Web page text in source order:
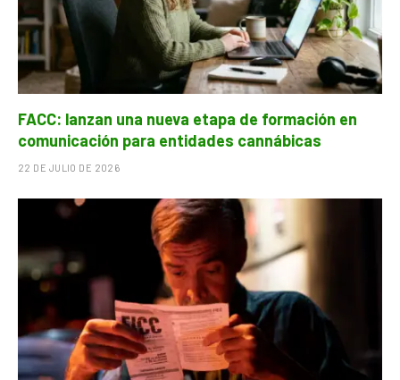
FACC: lanzan una nueva etapa de formación en
comunicación para entidades cannábicas
22 DE JULIO DE 2026